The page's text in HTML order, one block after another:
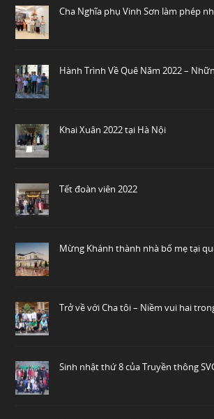
Cha Nghĩa phụ Vinh Sơn làm phép
Hành Trình Về Quê Năm 2022 –
Khai Xuân 2022 tại Hà Nội
Tết đoàn viên 2022
Mừng Khánh thành nhà bố mẹ tại
Trở về với Cha tôi – Niềm vui hai
Sinh nhật thứ 8 của Truyền thông